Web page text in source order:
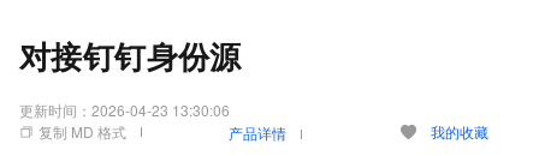
对接钉钉身份源
更新时间： 2026-04-23 13:30:06
复制 MD 格式
产品详情 我的收藏